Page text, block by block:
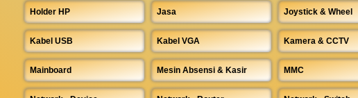
Holder HP Jasa Joystick & Wheel
Kabel USB Kabel VGA Kamera & CCTV
Mainboard Mesin Absensi & Kasir MMC